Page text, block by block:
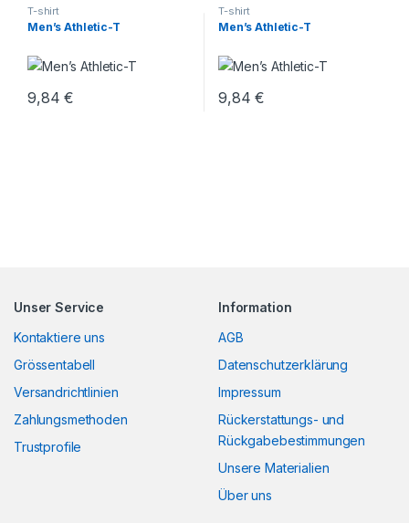
T-shirt
Men’s Athletic-T
9,84€
T-shirt
Men’s Athletic-T
9,84€
Unser Service
Kontaktiere uns
Grössentabell
Versandrichtlinien
Zahlungsmethoden
Trustprofile
Information
AGB
Datenschutzerklärung
Impressum
Rückerstattungs- und
Rückgabebestimmungen
Unsere Materialien
Über uns